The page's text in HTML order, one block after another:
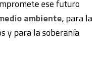
ese futuro
ambiente, para la
y para la soberanía